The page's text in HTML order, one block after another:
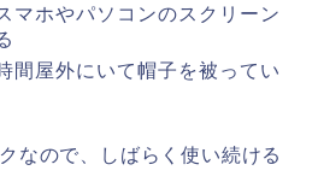
マホやパソコンのスクリーン
間屋外にいて帽子を被ってい
なので、しばらく使い続ける